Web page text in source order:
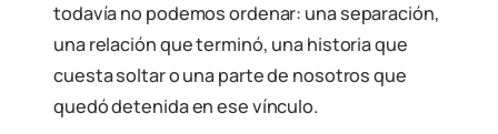
todavía no podemos ordenar: una separación,
una relación que terminó, una historia que
cuesta soltar o una parte de nosotros que
quedó detenida en ese vínculo.